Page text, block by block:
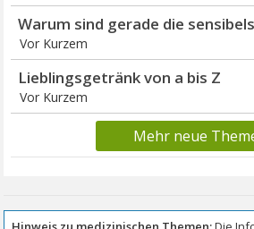
Warum sind gerade die
Vor Kurzem
Lieblingsgetränk von a bis Z
Vor Kurzem
Mehr neue